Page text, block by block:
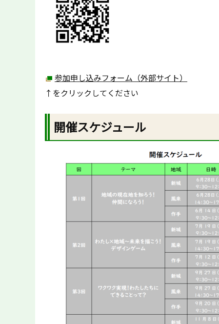
参加申し込みフォーム（外部サイト）
↑をクリックしてください
開催スケジュール